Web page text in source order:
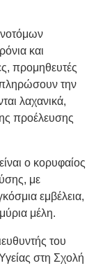
και
προμηθευτές
την
λαχανικά,
προέλευσης
ο κορυφαίος
με
εμβέλεια,
μέλη.
του
στη Σχολή